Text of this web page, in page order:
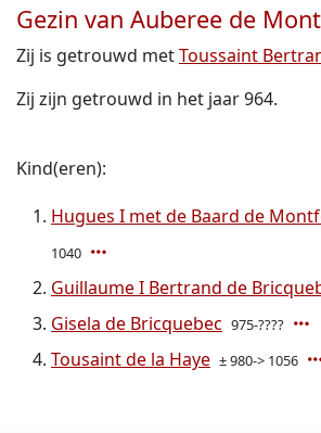
Gezin van Auberee de
Zij is getrouwd metToussaint
Zij zijn getrouwd in het jaar 964.
Kind(eren):
Hugues I met de Baard de
1040
Guillaume I Bertrand de
Gisela de Bricquebec 975-????
Tousaint de la Haye ± 980-> 1056